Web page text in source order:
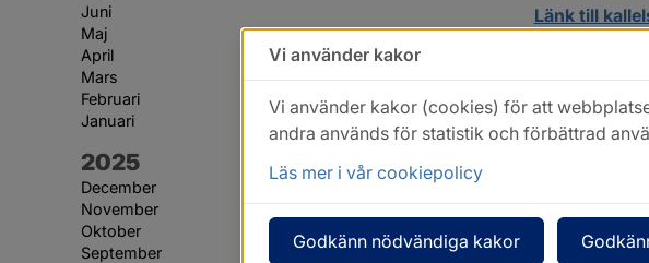
Juni
Maj
April
Mars
Februari
Januari
År:
2025
December
November
Oktober
September
Länk till
Vi använder kakor
Vi använder kakor (cookies) för att
andra används för statistik och förbättrad
Läs mer i vår cookiepolicy
Godkänn nödvändiga kakor